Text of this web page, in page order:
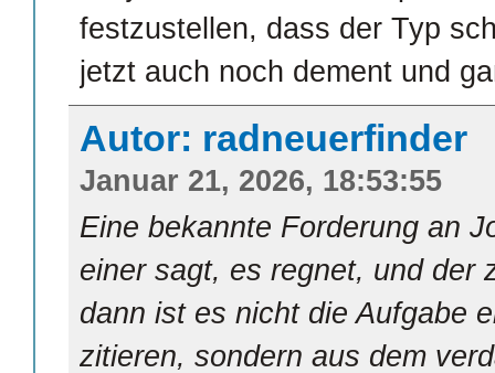
festzustellen, dass der Typ
jetzt auch noch dement und
Autor: radneuerfinder
Januar 21, 2026, 18:53:55
Eine bekannte Forderung an
einer sagt, es regnet, und der
dann ist es nicht die Aufgabe
zitieren, sondern aus dem